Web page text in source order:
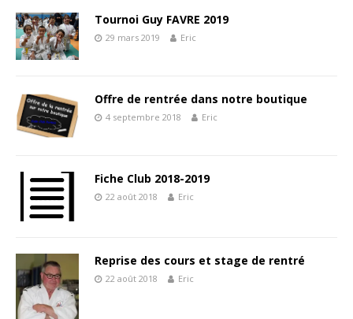
Tournoi Guy FAVRE 2019
29 mars 2019 Eric
Offre de rentrée dans notre boutique
4 septembre 2018 Eric
Fiche Club 2018-2019
22 août 2018 Eric
Reprise des cours et stage de rentré
22 août 2018 Eric